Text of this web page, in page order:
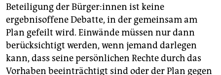
Beteiligung der Bür­ge­r:in­nen ist keine
ergebnisoffene Debatte, in der gemeinsam am
Plan gefeilt wird. Einwände müssen nur dann
berücksichtigt werden, wenn jemand darlegen
kann, dass seine persönlichen Rechte durch das
Vorhaben beeinträchtigt sind oder der Plan gegen